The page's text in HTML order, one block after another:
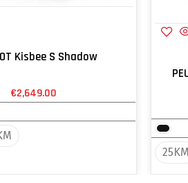
Kisbee S Shadow
€2,649.00
25KM